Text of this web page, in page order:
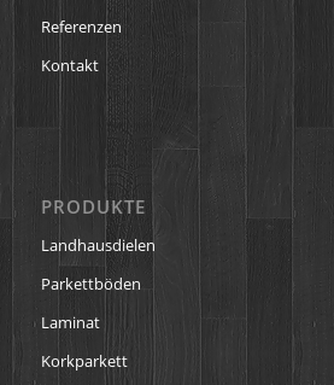
Referenzen
Kontakt
PRODUKTE
Landhausdielen
Parkettböden
Laminat
Korkparkett